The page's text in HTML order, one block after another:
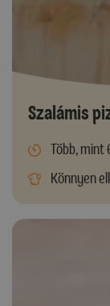
Szalámis
Több, mint
Könnyen